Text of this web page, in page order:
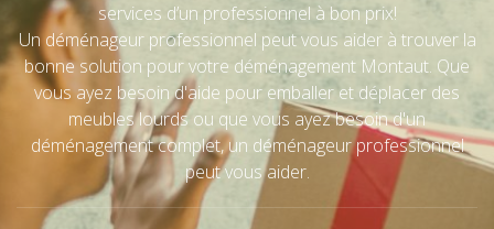
services d’un professionnel à bon prix!
Un déménageur professionnel peut vous aider à trouver la
bonne solution pour votre déménagement Montaut. Que
vous ayez besoin d'aide pour emballer et déplacer des
meubles lourds ou que vous ayez besoin d'un
déménagement complet, un déménageur professionnel
peut vous aider.